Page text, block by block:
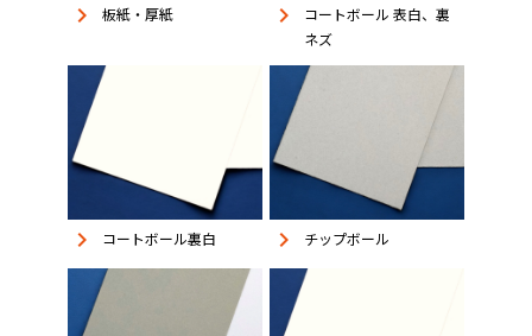
keyboard_arrow_right 板紙・厚紙 keyboard_arrow_right
コートボール 表白、裏
ネズ
keyboard_arrow_right コートボール裏白 keyboard_arrow_right チップボール